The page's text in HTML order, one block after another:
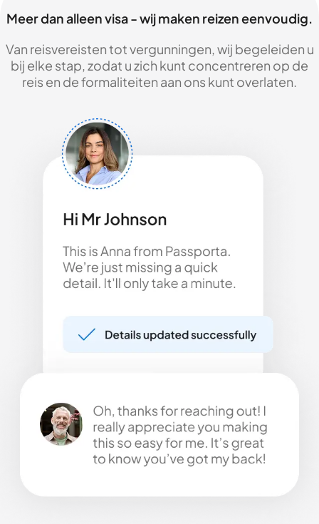
Meer dan alleen visa - wij maken reizen eenvoudig.
Van reisvereisten tot vergunningen, wij begeleiden u
bij elke stap, zodat u zich kunt concentreren op de
reis en de formaliteiten aan ons kunt overlaten.